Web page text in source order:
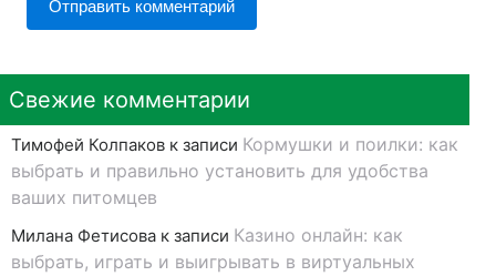
Свежие комментарии
Тимофей Колпаков к записи Кормушки и поилки: как
выбрать и правильно установить для удобства
ваших питомцев
Милана Фетисова к записи Казино онлайн: как
выбрать, играть и выигрывать в виртуальных